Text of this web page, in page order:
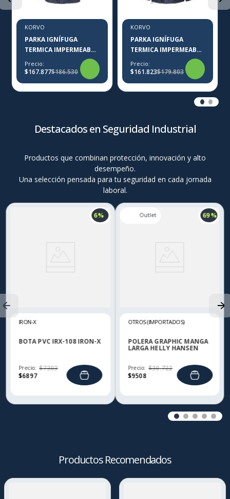
KORVO
PARKA IGNÍFUGA
TERMICA IMPERMEABLE
KORVO KFR700
Precio:
$167.877$186.530
KORVO
PARKA IGNÍFUGA
TERMICA IMPERMEABLE
MUJER KORVO KFR700
Precio:
$161.823$179.803
Destacados en Seguridad Industrial
Productos que combinan protección, innovación y alto
desempeño.
Una selección pensada para tu seguridad en cada jornada
laboral.
6 %
IRON-X
BOTA PVC IRX-108 IRON-X
Precio:
$6897
$7303
69 %
OTROS (IMPORTADOS)
POLERA GRAPHIC MANGA
LARGA HELLY HANSEN
Precio:
$9508
$30.722
Productos Recomendados